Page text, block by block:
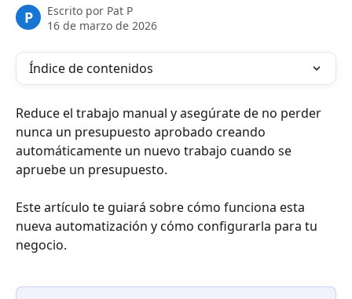
P Escrito por Pat P
16 de marzo de 2026
Índice de contenidos
Reduce el trabajo manual y asegúrate de no perder
nunca un presupuesto aprobado creando
automáticamente un nuevo trabajo cuando se
apruebe un presupuesto.
Este artículo te guiará sobre cómo funciona esta
nueva automatización y cómo configurarla para tu
negocio.